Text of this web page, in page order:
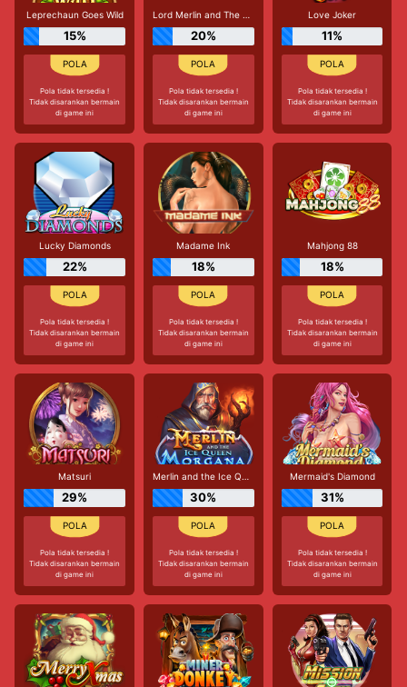
Leprechaun Goes Wild
15%
Pola tidak tersedia !
Tidak disarankan bermain
di game ini
Lord Merlin and The Lady of The Lake
20%
Pola tidak tersedia !
Tidak disarankan bermain
di game ini
Love Joker
11%
Pola tidak tersedia !
Tidak disarankan bermain
di game ini
Lucky Diamonds
22%
Pola tidak tersedia !
Tidak disarankan bermain
di game ini
Madame Ink
18%
Pola tidak tersedia !
Tidak disarankan bermain
di game ini
Mahjong 88
18%
Pola tidak tersedia !
Tidak disarankan bermain
di game ini
Matsuri
29%
Pola tidak tersedia !
Tidak disarankan bermain
di game ini
Merlin and the Ice Queen Morgana
30%
Pola tidak tersedia !
Tidak disarankan bermain
di game ini
Mermaid's Diamond
31%
Pola tidak tersedia !
Tidak disarankan bermain
di game ini